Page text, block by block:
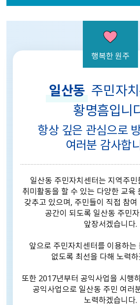
행복한 원주
일산동 주민자
황명흠입니
항상 깊은 관심으로
여러분 감사합
일산동 주민자치센터는 지역주
취미활동을 할 수 있는 다양한 교육
갖추고 있으며, 주민들이 직접 참
공간이 되도록 일산동 주민
앞장서겠습니다.
앞으로 주민자치센터를 이용하는
없도록 최선을 다해 노력
또한 2017년부터 공익사업을 시행
공익사업으로 일산동 주민 여러
노력하겠습니다.